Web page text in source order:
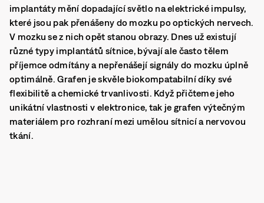
implantáty mění dopadající světlo na elektrické impulsy,
které jsou pak přenášeny do mozku po optických nervech.
V mozku se z nich opět stanou obrazy. Dnes už existují
různé typy implantátů sítnice, bývají ale často tělem
příjemce odmítány a nepřenášejí signály do mozku úplně
optimálně. Grafen je skvěle biokompatabilní díky své
flexibilitě a chemické trvanlivosti. Když přičteme jeho
unikátní vlastnosti v elektronice, tak je grafen výtečným
materiálem pro rozhraní mezi umělou sítnicí a nervovou
tkání.